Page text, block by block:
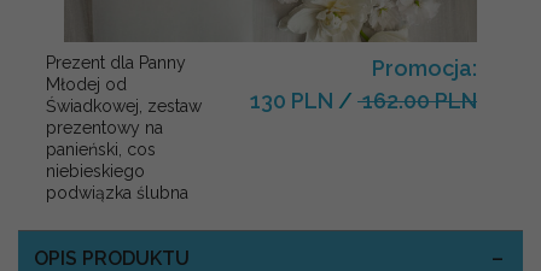
Prezent dla Panny
Młodej od
Świadkowej, zestaw
prezentowy na
panieński, cos
niebieskiego
podwiązka ślubna
Promocja:
130 PLN / 162.00 PLN
OPIS PRODUKTU